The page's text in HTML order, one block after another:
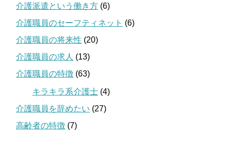
介護派遣という働き方 (6)
介護職員のセーフティネット (6)
介護職員の将来性 (20)
介護職員の求人 (13)
介護職員の特徴 (63)
キラキラ系介護士 (4)
介護職員を辞めたい (27)
高齢者の特徴 (7)